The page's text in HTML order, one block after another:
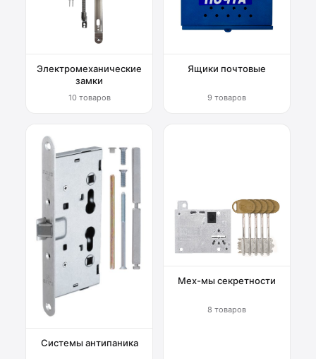
Электромеханические
замки
10 товаров
Ящики почтовые
9 товаров
Системы антипаника
Мех-мы секретности
8 товаров